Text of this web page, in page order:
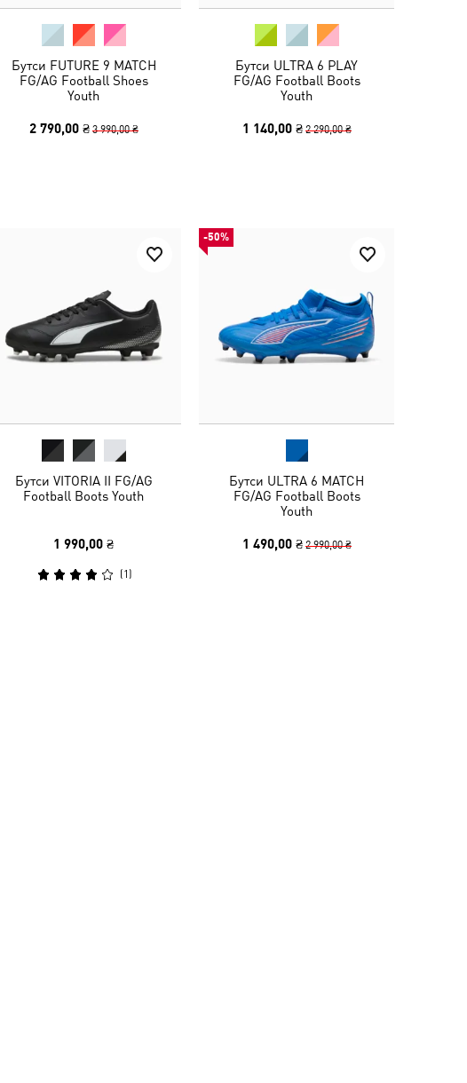
Бутси FUTURE 9 MATCH
FG/AG Football Shoes
Youth
2 790,00 ₴ 3 990,00 ₴
Бутси ULTRA 6 PLAY
FG/AG Football Boots
Youth
1 140,00 ₴ 2 290,00 ₴
Бутси VITORIA II FG/AG
Football Boots Youth
1 990,00 ₴
(1 )
-50%
Бутси ULTRA 6 MATCH
FG/AG Football Boots
Youth
1 490,00 ₴ 2 990,00 ₴